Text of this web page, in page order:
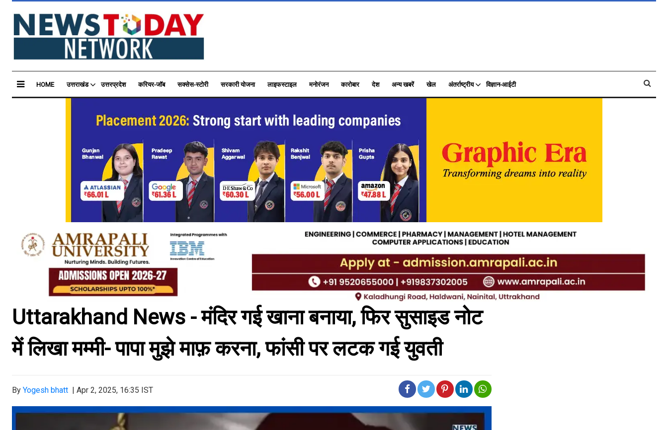
HOME उत्तराखंड उत्तरप्रदेश करियर-जॉब सक्सेस-स्टोरी सरकारी योजना लाइफस्टाइल मनोरंजन कारोबार देश अन्य खबरें खेल अंतर्राष्ट्रीय विज्ञान-आईटी
Uttarakhand News - मंदिर गई खाना बनाया, फिर सुसाइड नोट
में लिखा मम्मी- पापा मुझे माफ़ करना, फांसी पर लटक गई युवती
By Yogesh bhatt | Apr 2, 2025, 16:35 IST